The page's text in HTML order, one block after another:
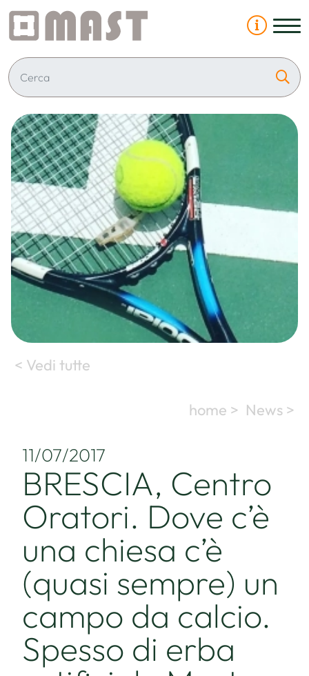
< Vedi tutte
home > News >
11/07/2017
BRESCIA, Centro
Oratori. Dove c’è
una chiesa c’è
(quasi sempre) un
campo da calcio.
Spesso di erba